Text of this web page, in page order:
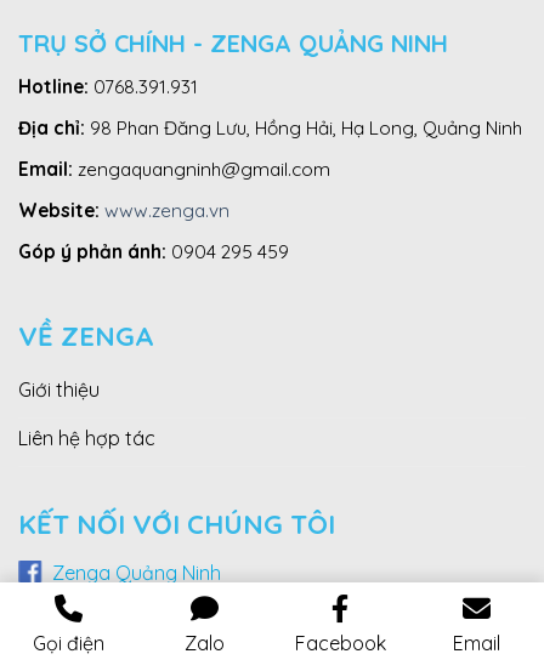
TRỤ SỞ CHÍNH - ZENGA QUẢNG NINH
Hotline: 0768.391.931
Địa chỉ: 98 Phan Đăng Lưu, Hồng Hải, Hạ Long, Quảng Ninh
Email: zengaquangninh@gmail.com
Website: www.zenga.vn
Góp ý phản ánh: 0904 295 459
VỀ ZENGA
Giới thiệu
Liên hệ hợp tác
KẾT NỐI VỚI CHÚNG TÔI
Zenga Quảng Ninh
Zenga Cẩm Phả
Gọi điện Zalo Facebook Email